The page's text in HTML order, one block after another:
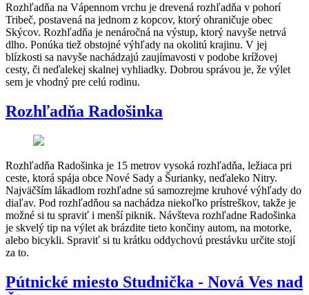
Rozhľadňa na Vápennom vrchu je drevená rozhľadňa v pohorí
Tribeč, postavená na jednom z kopcov, ktorý ohraničuje obec
Skýcov. Rozhľadňa je nenáročná na výstup, ktorý navyše netrvá
dlho. Ponúka tiež obstojné výhľady na okolitú krajinu. V jej
blízkosti sa navyše nachádzajú zaujímavosti v podobe krížovej
cesty, či neďalekej skalnej vyhliadky. Dobrou správou je, že výlet
sem je vhodný pre celú rodinu.
Rozhľadňa Radošinka
Rozhľadňa Radošinka je 15 metrov vysoká rozhľadňa, ležiaca pri
ceste, ktorá spája obce Nové Sady a Šurianky, neďaleko Nitry.
Najväčším lákadlom rozhľadne sú samozrejme kruhové výhľady do
diaľav. Pod rozhľadňou sa nachádza niekoľko prístreškov, takže je
možné si tu spraviť i menší piknik. Návšteva rozhľadne Radošinka
je skvelý tip na výlet ak brázdite tieto končiny autom, na motorke,
alebo bicykli. Spraviť si tu krátku oddychovú prestávku určite stojí
za to.
Pútnické miesto Studnička - Nová Ves nad